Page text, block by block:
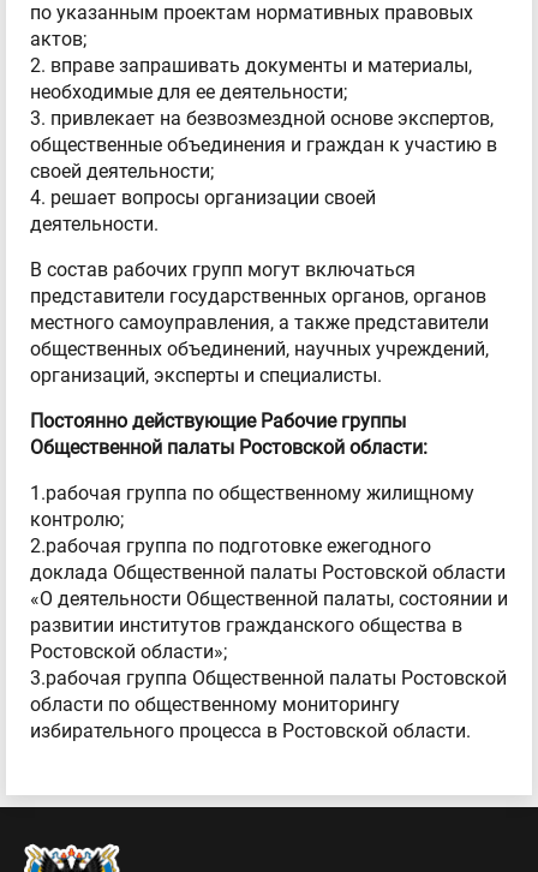
по указанным проектам нормативных правовых
актов;
2. вправе запрашивать документы и материалы,
необходимые для ее деятельности;
3. привлекает на безвозмездной основе экспертов,
общественные объединения и граждан к участию в
своей деятельности;
4. решает вопросы организации своей
деятельности.
В состав рабочих групп могут включаться
представители государственных органов, органов
местного самоуправления, а также представители
общественных объединений, научных учреждений,
организаций, эксперты и специалисты.
Постоянно действующие Рабочие группы
Общественной палаты Ростовской области:
1.рабочая группа по общественному жилищному
контролю;
2.рабочая группа по подготовке ежегодного
доклада Общественной палаты Ростовской области
«О деятельности Общественной палаты, состоянии и
развитии институтов гражданского общества в
Ростовской области»;
3.рабочая группа Общественной палаты Ростовской
области по общественному мониторингу
избирательного процесса в Ростовской области.